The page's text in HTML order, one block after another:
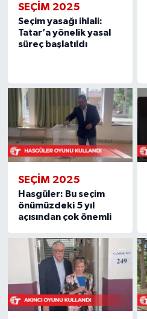
SEÇIM 2025
Seçim yasağı ihlali:
Tatar’a yönelik yasal
süreç başlatıldı
SEÇIM 2025
Hasgüler: Bu seçim
önümüzdeki 5 yıl
açısından çok önemli